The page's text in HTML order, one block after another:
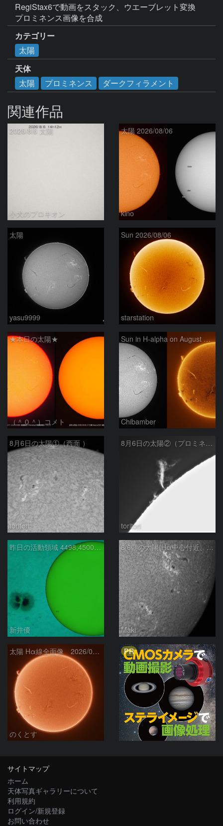
RegiStax6で動画をスタック、ウエーブレット変換
プロミネンス画像を合成
カテゴリー
太陽
天体
太陽
プロミネンス ダークフィラメント
関連作品
2026/8/6 太陽
小犬のプロキオン
太陽 2026/08/06
kino
太陽
yasu9999
Sun 2026/08/06
starstation
★本日の太陽★
（＾０＾）コメト
Sun in H-alpha on August 6, 2026
Chibamber
8月6日の太陽①（西面 ）
toritori
8月6日の太陽②（プロミネン北東縁 ）
toritori
昨日の活動領域 4498,4500：2026/08/05
新井優
8/6朝の太陽(Hα中心付近、4498、4502付近)
Maki
太陽 Hα線全面像 2026/08/06
のくとす
PR
サイトマップ
ホーム
天体写真ギャラリーについて
利用規約
ログイン/新規登録
お問い合わせ